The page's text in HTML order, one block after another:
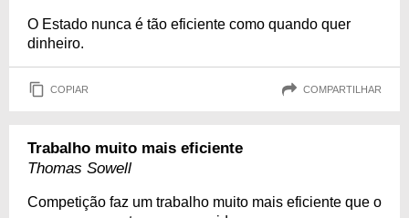
O Estado nunca é tão eficiente como quando quer
dinheiro.
COPIAR COMPARTILHAR
Trabalho muito mais eficiente
Thomas Sowell
Competição faz um trabalho muito mais eficiente que o